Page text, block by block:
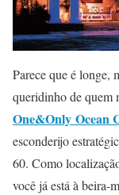
Parece que é longe,
queridinho de quem
One&Only Ocean
esconderijo
60. Como
você já está à beira-